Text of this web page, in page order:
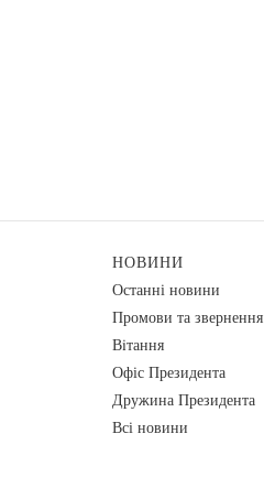
НОВИНИ
Останні новини
Промови та звернення
Вiтання
Офіс Президента
Дружина Президента
Всі новини